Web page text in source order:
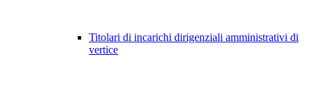
Titolari di incarichi dirigenziali amministrativi di
vertice